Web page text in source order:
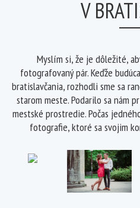
V
Myslím si, že je dôležité,
fotografovaný pár. Keďže
bratislavčania, rozhodli sme sa
starom meste. Podarilo sa nám
mestské prostredie. Počas
fotografie, ktoré sa svojim